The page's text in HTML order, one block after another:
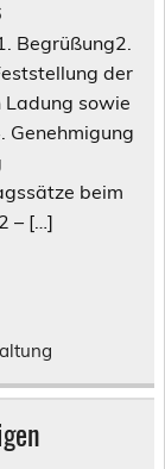
Begrüßung2.
der
Ladung sowie
Genehmigung
beim
– […]